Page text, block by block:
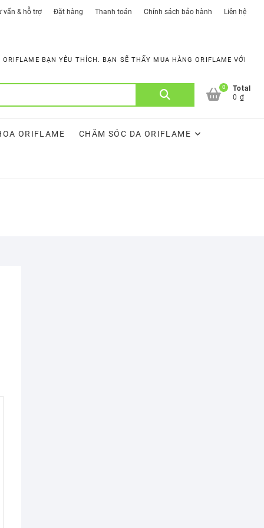
vấn & hỗ trợ Đặt hàng Thanh toán Chính sách bảo hành Liên hệ
BẠN YÊU THÍCH. BẠN SẼ THẤY MUA HÀNG ORIFLAME VỚI
0
Total
0 ₫
ORIFLAME CHĂM SÓC DA ORIFLAME